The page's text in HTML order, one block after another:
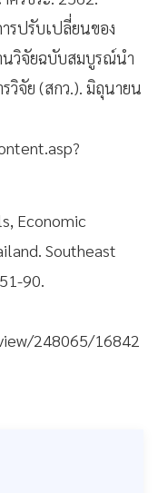
รปรับเปลี่ยนของ
านวิจัยฉบับสมบูรณ์นำ
จัย (สกว.). มิถุนายน
Economic
Southeast
90.
248065/16842